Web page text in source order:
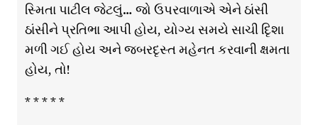
સ્મિતા પાટીલ જેટલું… જો ઉપરવાળાએ એને ઠાંસી
ઠાંસીને પ્રતિભા આપી હોય, યોગ્ય સમયે સાચી દિૃશા
મળી ગઈ હોય અને જબરદૃસ્ત મહેનત કરવાની ક્ષમતા
હોય, તો!
* * * * *